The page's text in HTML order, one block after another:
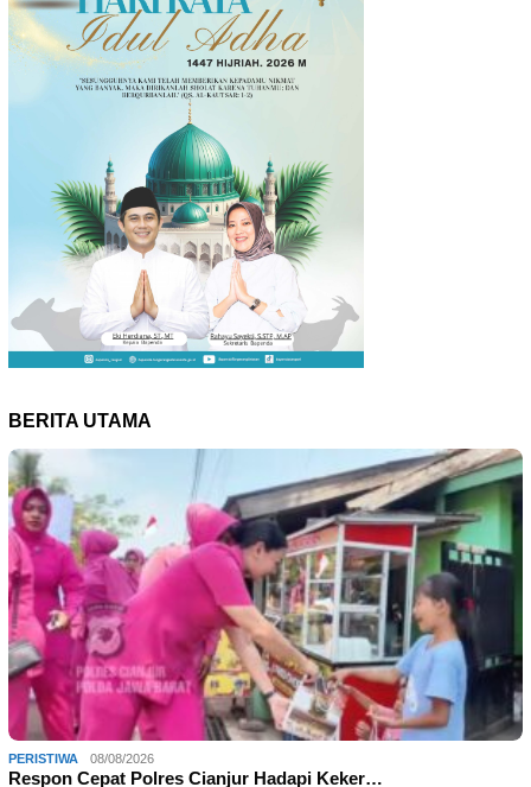
BERITA UTAMA
PERISTIWA 08/08/2026
Respon Cepat Polres Cianjur Hadapi Keker…